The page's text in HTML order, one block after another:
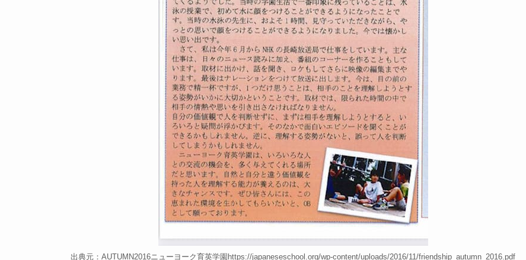
出典元：AUTUMN2016ニューヨーク育英学園https://japaneseschool.org/wp-content/uploads/2016/11/friendship_autumn_2016.pdf